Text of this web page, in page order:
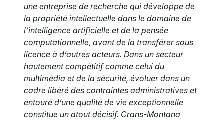
une entreprise de recherche qui développe de
la propriété intellectuelle dans le domaine de
l’intelligence artificielle et de la pensée
computationnelle, avant de la transférer sous
licence à d’autres acteurs. Dans un secteur
hautement compétitif comme celui du
multimédia et de la sécurité, évoluer dans un
cadre libéré des contraintes administratives et
entouré d’une qualité de vie exceptionnelle
constitue un atout décisif. Crans-Montana